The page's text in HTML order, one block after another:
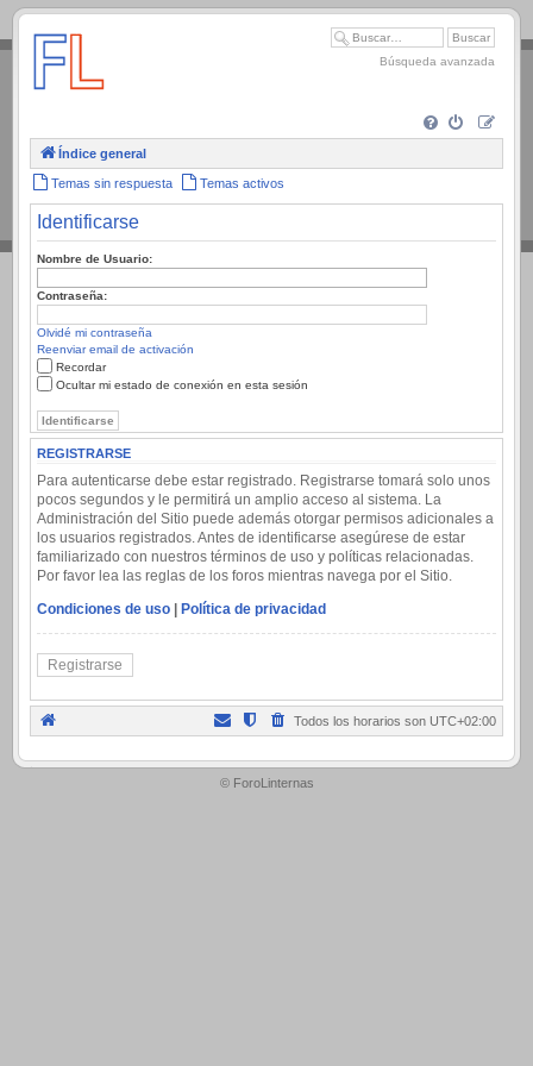
.
Búsqueda avanzada
Índice general
Temas sin respuesta Temas activos
Identificarse
Nombre de Usuario:
Contraseña:
Olvidé mi contraseña
Reenviar email de activación
Recordar
Ocultar mi estado de conexión en esta sesión
REGISTRARSE
Para autenticarse debe estar registrado. Registrarse tomará solo unos
pocos segundos y le permitirá un amplio acceso al sistema. La
Administración del Sitio puede además otorgar permisos adicionales a
los usuarios registrados. Antes de identificarse asegúrese de estar
familiarizado con nuestros términos de uso y políticas relacionadas.
Por favor lea las reglas de los foros mientras navega por el Sitio.
Condiciones de uso | Política de privacidad
Registrarse
Todos los horarios son UTC+02:00
.
© ForoLinternas